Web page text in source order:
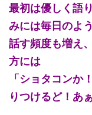
最初は優しく語
みには毎日のよ
話す頻度も増え
方には
「ショタコンか
りつけるど！あ